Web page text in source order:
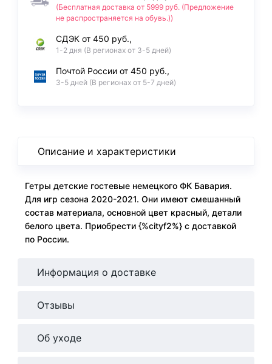
(Бесплатная доставка от 5999 руб. (Предложение
не распространяется на обувь.))
СДЭК от 450 руб.,
1-2 дня (В регионах от 3-5 дней)
Почтой России от 450 руб.,
3-5 дней (В регионах от 5-7 дней)
Описание и характеристики
Гетры детские гостевые немецкого ФК Бавария.
Для игр сезона 2020-2021. Они имеют смешанный
состав материала, основной цвет красный, детали
белого цвета. Приобрести {%cityf2%} с доставкой
по России.
Информация о доставке
Отзывы
Об уходе